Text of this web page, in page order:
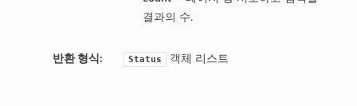
결과의 수.
반환 형식: Status 객체 리스트